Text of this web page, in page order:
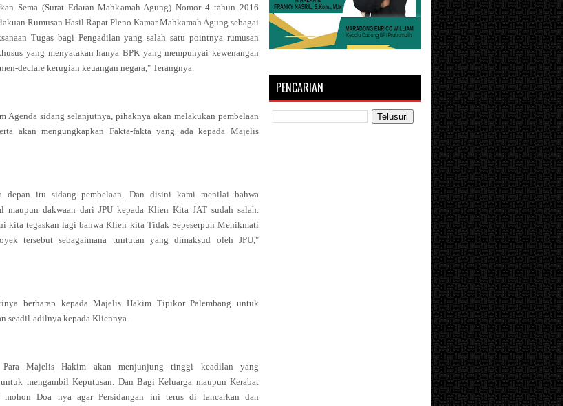
Sema (Surat Edaran Mahkamah Agung) Nomor 4 tahun 2016
Rumusan Hasil Rapat Pleno Kamar Mahkamah Agung sebagai
Tugas bagi Pengadilan yang salah satu pointnya rumusan
yang menyatakan hanya BPK yang mempunyai kewenangan
declare kerugian keuangan negara," Terangnya.
Agenda sidang selanjutnya, pihaknya akan melakukan pembelaan
akan mengungkapkan Fakta-fakta yang ada kepada Majelis
depan itu sidang pembelaan. Dan disini kami menilai bahwa
maupun dakwaan dari JPU kepada Klien Kita JAT sudah salah.
kita tegaskan lagi bahwa Klien kita Tidak Sepeserpun Menikmati
tersebut sebagaimana tuntutan yang dimaksud oleh JPU,"
berharap kepada Majelis Hakim Tipikor Palembang untuk
seadil-adilnya kepada Kliennya.
Majelis Hakim akan menjunjung tinggi keadilan yang
mengambil Keputusan. Dan Bagi Keluarga maupun Kerabat
Doa nya agar Persidangan ini terus di lancarkan dan
PENCARIAN